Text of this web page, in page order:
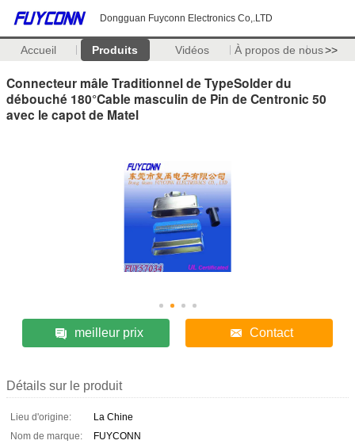
Dongguan Fuyconn Electronics Co,.LTD
Accueil Produits Vidéos À propos de nous>>
Connecteur mâle Traditionnel de TypeSolder du
débouché 180°Cable masculin de Pin de Centronic 50
avec le capot de Matel
meilleur prix Contact
Détails sur le produit
Lieu d'origine:
La Chine
Nom de marque:
FUYCONN